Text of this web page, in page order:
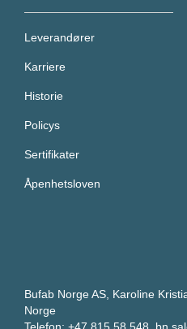
Leverandører
Karriere
Historie
Policys
Sertifikater
Åpenhetsloven
Bufab Norge AS, Karoline
Norge